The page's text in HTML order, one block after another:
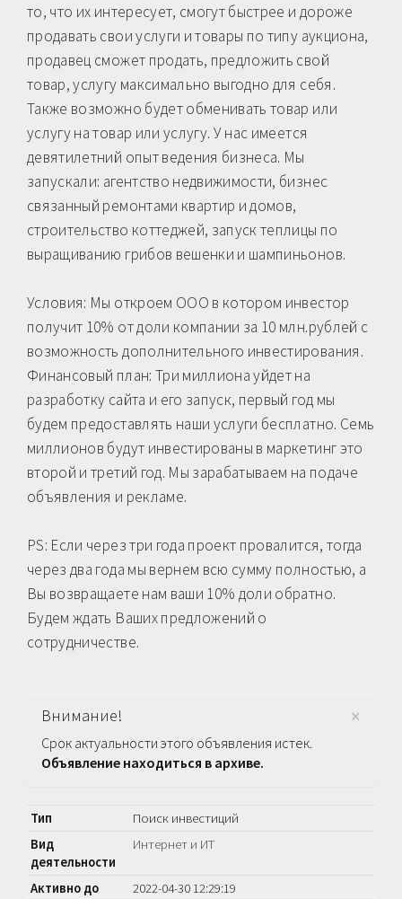
то, что их интересует, смогут быстрее и дороже
продавать свои услуги и товары по типу аукциона,
продавец сможет продать, предложить свой
товар, услугу максимально выгодно для себя.
Также возможно будет обменивать товар или
услугу на товар или услугу. У нас имеется
девятилетний опыт ведения бизнеса. Мы
запускали: агентство недвижимости, бизнес
связанный ремонтами квартир и домов,
строительство коттеджей, запуск теплицы по
выращиванию грибов вешенки и шампиньонов.
Условия: Мы откроем ООО в котором инвестор
получит 10% от доли компании за 10 млн.рублей с
возможность дополнительного инвестирования.
Финансовый план: Три миллиона уйдет на
разработку сайта и его запуск, первый год мы
будем предоставлять наши услуги бесплатно. Семь
миллионов будут инвестированы в маркетинг это
второй и третий год. Мы зарабатываем на подаче
объявления и рекламе.
PS: Если через три года проект провалится, тогда
через два года мы вернем всю сумму полностью, а
Вы возвращаете нам ваши 10% доли обратно.
Будем ждать Ваших предложений о
сотрудничестве.
×
Внимание!
Срок актуальности этого объявления истек.
Объявление находиться в архиве.
Тип
Поиск инвестиций
Вид
деятельности
Интернет и ИТ
Активно до
2022-04-30 12:29:19